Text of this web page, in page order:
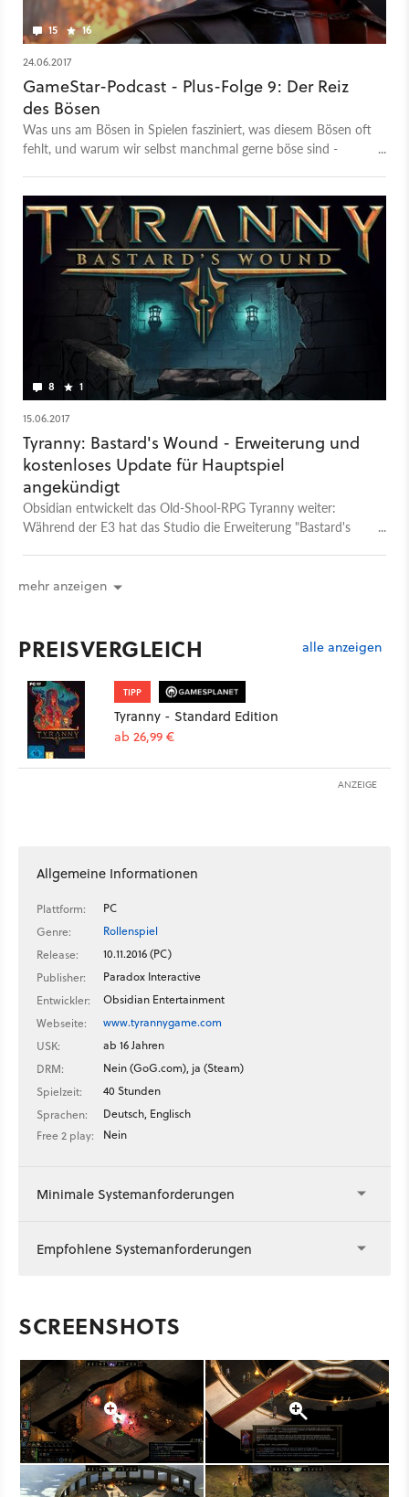
15 16
24.06.2017
GameStar-Podcast - Plus-Folge 9: Der Reiz
des Bösen
Was uns am Bösen in Spielen fasziniert, was diesem Bösen oft
fehlt, und warum wir selbst manchmal gerne böse sind -
8 1
15.06.2017
Tyranny: Bastard's Wound - Erweiterung und
kostenloses Update für Hauptspiel
angekündigt
Obsidian entwickelt das Old-Shool-RPG Tyranny weiter:
Während der E3 hat das Studio die Erweiterung "Bastard's
mehr anzeigen
PREISVERGLEICH alle anzeigen
TIPP
Tyranny - Standard Edition
ab 26,99 €
ANZEIGE
Allgemeine Informationen
Plattform:
PC
Genre:
Rollenspiel
Release:
10.11.2016 (PC)
Publisher:
Paradox Interactive
Entwickler:
Obsidian Entertainment
Webseite:
www.tyrannygame.com
USK:
ab 16 Jahren
DRM:
Nein (GoG.com), ja (Steam)
Spielzeit:
40 Stunden
Sprachen:
Deutsch, Englisch
Free 2 play:
Nein
Minimale Systemanforderungen
Empfohlene Systemanforderungen
SCREENSHOTS